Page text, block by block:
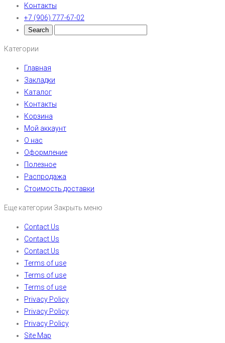
Контакты
+7 (906) 777-67-02
Категории
Главная
Закладки
Каталог
Контакты
Корзина
Мой аккаунт
О нас
Оформление
Полезное
Распродажа
Стоимость доставки
Еще категории Закрыть меню
Contact Us
Contact Us
Contact Us
Terms of use
Terms of use
Terms of use
Privacy Policy
Privacy Policy
Privacy Policy
Site Map